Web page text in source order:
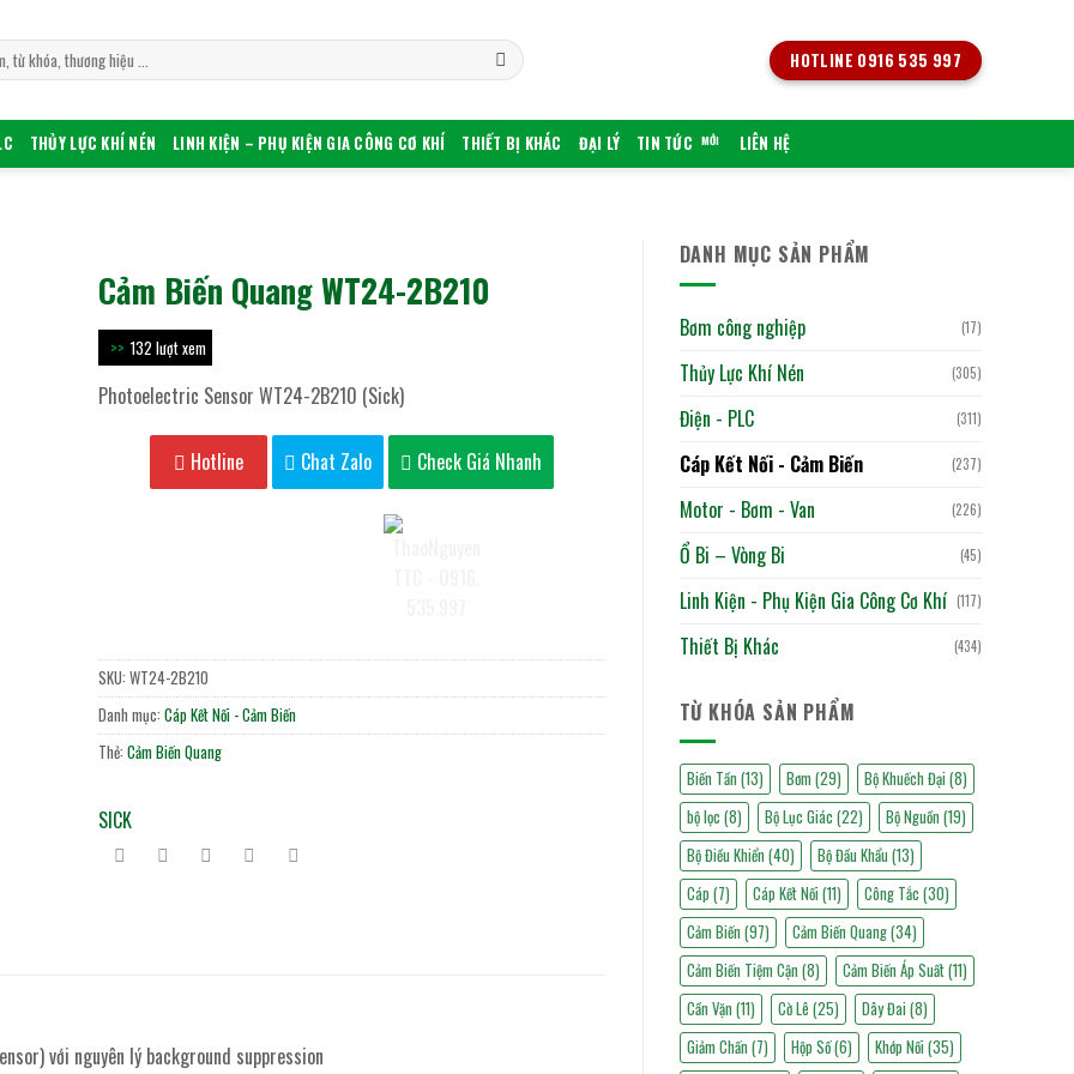
HOTLINE 0916 535 997
THỦY LỰC KHÍ NÉN LINH KIỆN – PHỤ KIỆN GIA CÔNG CƠ KHÍ THIẾT BỊ KHÁC ĐẠI LÝ TIN TỨC LIÊN HỆ
DANH MỤC SẢN PHẨM
Bơm công nghiệp (17)
Thủy Lực Khí Nén (305)
Điện - PLC (311)
Cáp Kết Nối - Cảm Biến (237)
Motor - Bơm - Van (226)
Ổ Bi – Vòng Bi (45)
Linh Kiện - Phụ Kiện Gia Công Cơ Khí (117)
Thiết Bị Khác (434)
TỪ KHÓA SẢN PHẨM
Biến Tần (13) Bơm (29) Bộ Khuếch Đại (8)
bộ lọc (8) Bộ Lục Giác (22) Bộ Nguồn (19)
Bộ Điều Khiển (40) Bộ Đầu Khẩu (13)
Cáp (7) Cáp Kết Nối (11) Công Tắc (30)
Cảm Biến (97) Cảm Biến Quang(34)
Cảm Biến Tiệm Cận (8) Cảm Biến Áp Suất(11)
Cần Vặn (11) Cờ Lê (25) Dây Đai (8)
Giảm Chấn (7) Hộp Số(6) Khớp Nối (35)
Cảm Biến Quang WT24-2B210
132 lượt xem
Photoelectric Sensor WT24-2B210 (Sick)
Hotline Chat Zalo Check Giá Nhanh
SKU:WT24-2B210
Danh mục:Cáp Kết Nối - Cảm Biến
Thẻ:Cảm Biến Quang
SICK
với nguyên lý background suppression